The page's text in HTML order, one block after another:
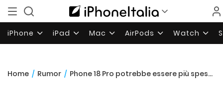
iPhone iPad Mac AirPods Watch
Home / Rumor / Phone 18 Pro potrebbe essere più spesso, ma per un motivo valido